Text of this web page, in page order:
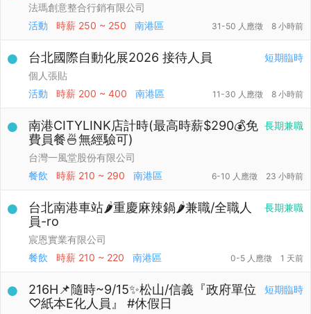
法瑪創意整合行銷有限公司
活動
時薪 250 ~ 250 南港區 31-50 人應徵 8 小時前
短期臨時
台北國際自動化展2026 接待人員
個人張貼
活動
時薪 200 ~ 400 南港區 11-30 人應徵 8 小時前
長期兼職
南港CITYLINK店計時(最高時薪$290💰免
費員餐🍜無經驗可)
台灣一風堂股份有限公司
餐飲
時薪 210 ~ 290 南港區 6-10 人應徵 23 小時前
長期兼職
台北南港車站🌶️重慶麻辣鍋🌶️兼職/全職人
員-ro
宸恩實業有限公司
餐飲
時薪 210 ~ 220 南港區 0-5 人應徵 1 天前
短期臨時
216H📌隨時~9/15✨松山/信義『政府單位
♡紙本E化人員』 #休假日